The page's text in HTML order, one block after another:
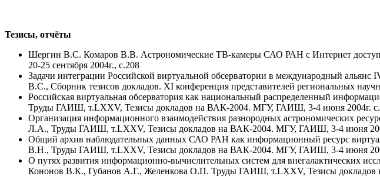
Тезисы, отчёты
Шергин В.С. Комаров В.В. Астрономические ТВ-камеры САО РАН с Интернет
20-25 сентября 2004г., с.208
Задачи интеграции Российской виртуальной обсерватории в международный
В.С., Сборник тезисов докладов. XI конференция представителей региональных
Российская виртуальная обсерватория как национальный распределенный
Труды ГАИШ, т.LXXV, Тезисы докладов на ВАК-2004. МГУ, ГАИШ, 3-4 июня 2004г.
Организация информационного взаимодействия разнородных астрономических
Л.А., Труды ГАИШ, т.LXXV, Тезисы докладов на ВАК-2004. МГУ, ГАИШ, 3-4 июня
Общий архив наблюдательных данных САО РАН как информационный ресурс
В.Н., Труды ГАИШ, т.LXXV, Тезисы докладов на ВАК-2004. МГУ, ГАИШ, 3-4 июня
О путях развития информационно-вычислительных систем для
Кононов В.К., Губанов А.Г., Желенкова О.П. Труды ГАИШ, т.LXXV, Тезисы